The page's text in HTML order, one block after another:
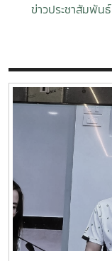
ข่าวประชาสัมพันธ์